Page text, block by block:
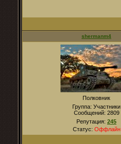
shermanm4
Полковник
Группа: Участники
Сообщений: 2809
Репутация: 245
Статус: Оффлайн